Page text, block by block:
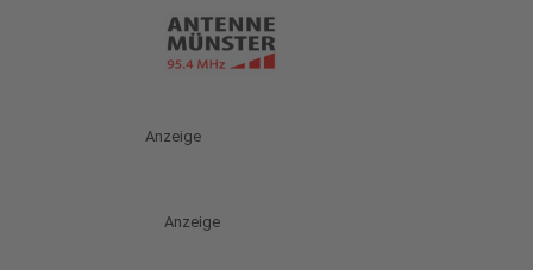
Anzeige
Anzeige